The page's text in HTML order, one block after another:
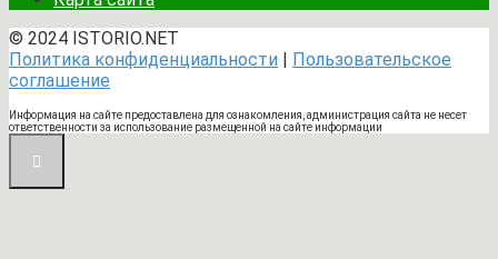
© 2024 ISTORIO.NET
Политика конфиденциальности | Пользовательское
соглашение
Информация на сайте предоставлена для ознакомления, администрация сайта не несет
ответственности за использование размещенной на сайте информации